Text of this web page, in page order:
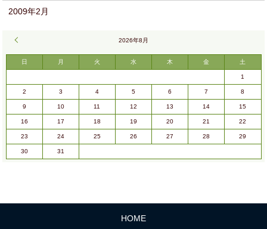
2009年2月
2026年8月
日 月 火 水 木 金 土
1
2 3 4 5 6 7 8
9 10 11 12 13 14 15
16 17 18 19 20 21 22
23 24 25 26 27 28 29
30 31
HOME